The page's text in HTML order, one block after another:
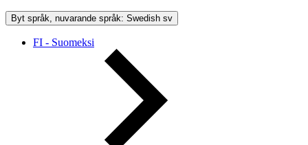
Byt språk, nuvarande språk: Swedish sv
FI - Suomeksi